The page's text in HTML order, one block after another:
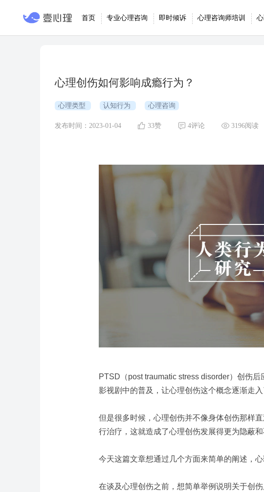
首页 专业心理咨询 即时倾诉 心理咨询师培训
心理创伤如何影响成瘾行为？
心理类型 认知行为 心理咨询
发布时间：2023-01-04 33赞 4评论 3196阅读
PTSD （post traumatic stress disorder）创伤后
影视剧中的普及，让心理创伤这个概念逐渐走入
但是很多时候，心理创伤并不像身体创伤那样
行治疗，这就造成了心理创伤发展得更为隐蔽和
今天这篇文章想通过几个方面来简单的阐述，心
在谈及心理创伤之前，想简单举例说明关于创